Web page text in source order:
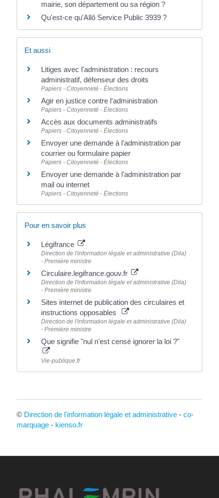
mairie, son département ou sa région ?
Qu'est-ce qu'Allô Service Public 3939 ?
Et aussi
Litiges avec l'administration : recours
administratif, défenseur des droits
Papiers - Citoyenneté - Élections
Agir en justice contre l'administration
Papiers - Citoyenneté - Élections
Accès aux documents administratifs
Papiers - Citoyenneté - Élections
Envoyer une demande à l'administration par
courrier ou formulaire papier
Papiers - Citoyenneté - Élections
Envoyer une demande à l'administration par
mail ou internet
Papiers - Citoyenneté - Élections
Pour en savoir plus
Légifrance
Direction de l'information légale et administrative (Dila)
- Première ministre
Circulaire.legifrance.gouv.fr
Direction de l'information légale et administrative (Dila)
- Première ministre
Sites internet de publication des circulaires et
instructions opposables
Direction de l'information légale et administrative (Dila)
- Première ministre
Que signifie "nul n'est censé ignorer la loi ?"
Vie-publique.fr
© Direction de l'information légale et administrative- co-
marquage- kienso.fr